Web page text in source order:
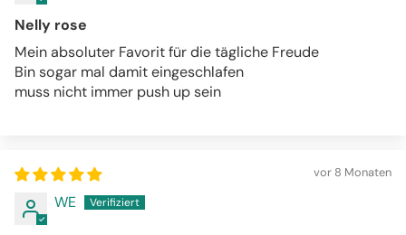
Nelly rose
Mein absoluter Favorit für die tägliche Freude
Bin sogar mal damit eingeschlafen
muss nicht immer push up sein
vor 8 Monaten
WE